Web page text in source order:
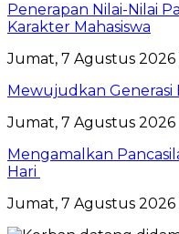
Penerapan Nilai-Nilai
Karakter Mahasiswa
Jumat, 7 Agustus 2026
Mewujudkan Generasi
Jumat, 7 Agustus 2026
Mengamalkan
Hari
Jumat, 7 Agustus 2026